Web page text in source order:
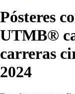
Pósteres
UTMB®
carreras
2024